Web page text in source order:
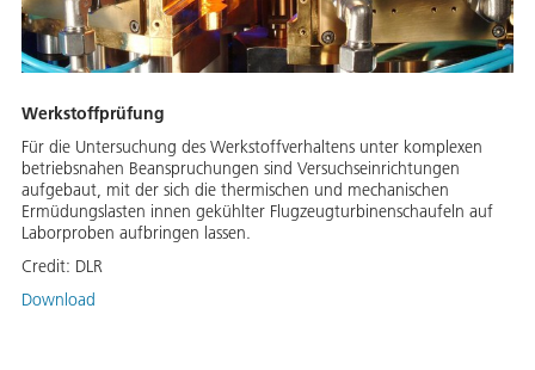
Werkstoffprüfung
Für die Untersuchung des Werkstoffverhaltens unter komplexen
betriebsnahen Beanspruchungen sind Versuchseinrichtungen
aufgebaut, mit der sich die thermischen und mechanischen
Ermüdungslasten innen gekühlter Flug­zeugturbinenschaufeln auf
Laborproben aufbringen lassen.
Credit: DLR
Download